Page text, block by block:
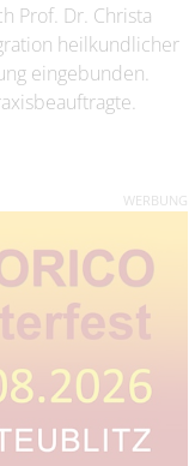
Prof. Dr. Christa
heilkundlicher
eingebunden.
WERBUNG